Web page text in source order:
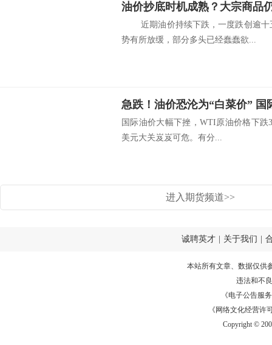
油价抄底时机成熟？大宗商品
近期油价持续下跌，一度跌创逾十
势有所放缓，部分多头已经蠢蠢欲...
急跌！油价恐沦为“白菜价” 国
国际油价大幅下挫，WTI原油价格下跌
美元大关岌岌可危。有分...
进入期货频道>>
诚聘英才 关于我们
本站所有文章、数据仅供
违法和不
《电子公告服务
《网络文化经营许
Copyright ©